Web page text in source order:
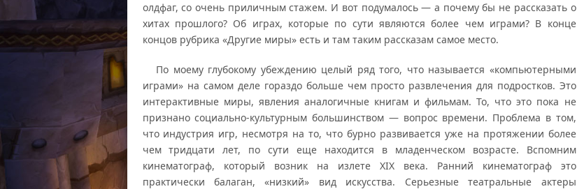
олдфаг, со очень приличным стажем. И вот подумалось — а почему бы не рассказать о
хитах прошлого? Об играх, которые по сути являются более чем играми? В конце
концов рубрика «Другие миры» есть и там таким рассказам самое место.
По моему глубокому убеждению целый ряд того, что называется «компьютерными
играми» на самом деле гораздо больше чем просто развлечения для подростков. Это
интерактивные миры, явления аналогичные книгам и фильмам. То, что это пока не
признано социально-культурным большинством — вопрос времени. Проблема в том,
что индустрия игр, несмотря на то, что бурно развивается уже на протяжении более
чем тридцати лет, по сути еще находится в младенческом возрасте. Вспомним
кинематограф, который возник на излете XIX века. Ранний кинематограф это
практически балаган, «низкий» вид искусства. Серьезные театральные актеры